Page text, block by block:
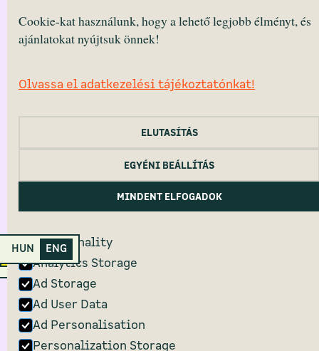
BABtér
Monday – Friday 10:30 — 16:30 (CET)
2022 Primanima © All Rights Reserved.
CANCELLATION DISCLOUSURE
Primanima Home
HUN ENG
Cookie-kat használunk, hogy a lehető legjobb élményt, és
ajánlatokat nyújtsuk önnek!
Olvassa el adatkezelési tájékoztatónkat!
ELUTASÍTÁS
EGYÉNI BEÁLLÍTÁS
MINDENT ELFOGADOK
Functionality
Analytics Storage
Ad Storage
Ad User Data
Ad Personalisation
Personalization Storage